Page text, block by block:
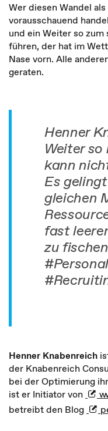
Wer diesen Wandel
vorausschauend
und ein Weiter so
führen, der hat im
Nase vorn. Alle
geraten.
Henner
Weiter
kann
Es
gleichen
fast
zu
Henner Knabenreich
der Knabenreich
bei der Optimierung
ist er Initiator von
betreibt den Blog